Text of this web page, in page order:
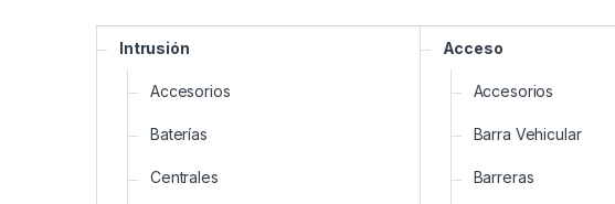
Intrusión
Accesorios
Baterías
Centrales
Acceso
Accesorios
Barra Vehicular
Barreras